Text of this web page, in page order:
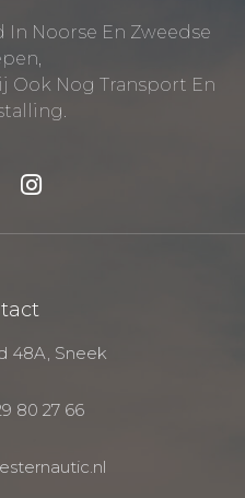
In Noorse En Zweedse
Ook Nog Transport En
48A, Sneek
80 27 66